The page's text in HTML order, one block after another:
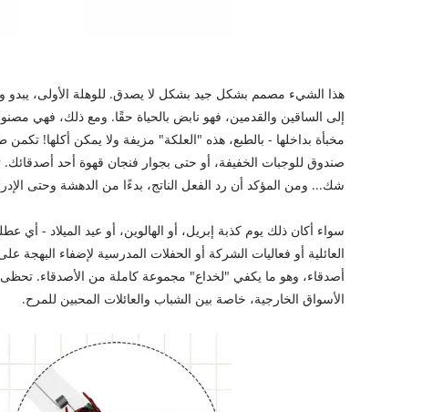
هذا الشيء مصمم بشكل جيد بشكل لا يصدق. للوهلة الأولى، يبدو
إلى الساقين والقدمين، فهو نابض بالحياة حقًا. ومع ذلك، فهي
مخبأة بداخلها - بالطبع، هذه "العلكة" مزيفة ولا يمكن أكلها!
صندوق للوجبات الخفيفة، أو حتى بجوار فنجان قهوة أحد
شك... ومن المؤكد أن رد الفعل الناتج، بدءًا من الدهشة وحتى
سواء أكان ذلك يوم كذبة إبريل، أو الهالوين، أو عيد الميلاد -
العائلية أو فعاليات الشركة أو الحفلات المدرسية لإضفاء
أصدقاء، وهو ما يكفي "لخداع" مجموعة كاملة من الأصدقاء. تحظى
الأسواق الخارجية، خاصة بين الشباب والعائلات المحبين للمرح.